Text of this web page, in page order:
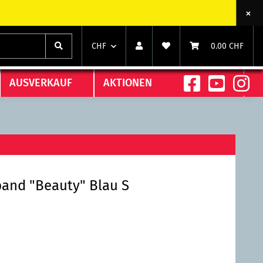
CHF 0.00 CHF
AUSVERKAUF AKTIONEN
"Beauty" Blau S